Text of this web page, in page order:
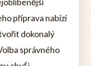
příprava nabízí
dokonalý
správného